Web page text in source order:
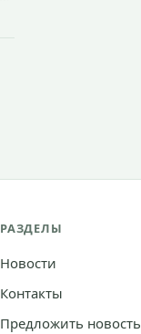
РАЗДЕЛЫ
Новости
Контакты
Предложить новость